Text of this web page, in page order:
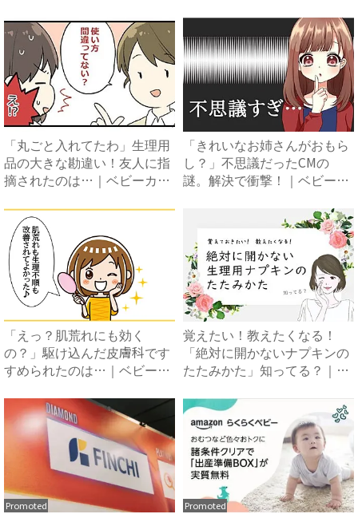
「丸ごと入れてたわ」生理用
品の大きな勘違い！友人に指
摘されたのは…｜ベビーカレ
「きれいなお姉さんがおもら
し？」不思議だったCMの
謎。解決で衝撃！｜ベビーカ
「えっ？肌荒れにも効く
の？」駆け込んだ皮膚科です
すめられたのは…｜ベビーカ
覚えたい！教えたくなる！
「絶対に開かないナプキンの
たたみかた」知ってる？｜ベ
Promoted Promoted